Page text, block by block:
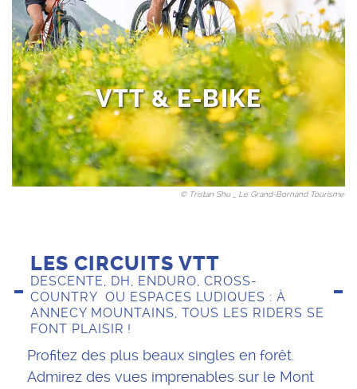
Loisirs sportifs
Saint-Jean-de-Sixt
VTT & E-BIKE
© Tristan Shu _ Le Grand-Bornand Tourisme
LES CIRCUITS VTT
DESCENTE, DH, ENDURO, CROSS-
COUNTRY OU ESPACES LUDIQUES : À
ANNECY MOUNTAINS, TOUS LES RIDERS SE
FONT PLAISIR !
Profitez des plus beaux singles en forêt.
Admirez des vues imprenables sur le Mont